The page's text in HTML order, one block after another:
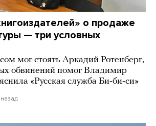
о продаже
— три условных
мог стоять Аркадий Ротенберг,
обвинений помог Владимир
«Русская служба Би-би-си»